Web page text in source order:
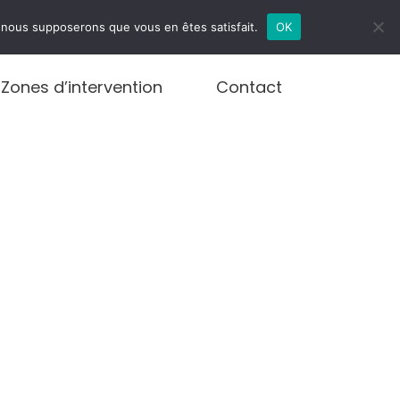
infos@debouchages.brussels
Zones d’intervention Contact
supposerons que vous en êtes satisfait. OK